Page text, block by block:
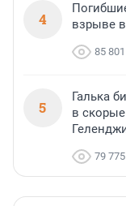
4
взрыве
85 801
5
Галька
в
79 775